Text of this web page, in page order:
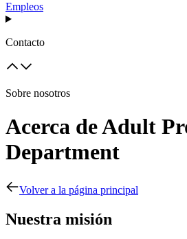
Empleos
Contacto
Sobre nosotros
Acerca de Adult
Department
Volver a la página principal
Nuestra misión